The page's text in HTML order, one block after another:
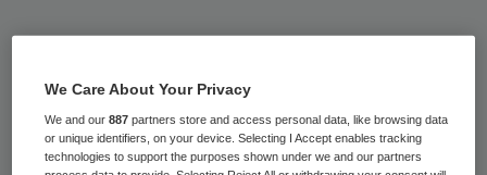
Jos de Blok
We Care About Your Privacy
We and our887 partners store and access personal data, like browsing data
or unique identifiers, on your device. Selecting I Accept enables tracking
technologies to support the purposes shown under we and our partners